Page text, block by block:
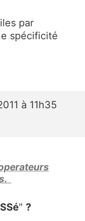
par
spécificité
à 11h35
" ?